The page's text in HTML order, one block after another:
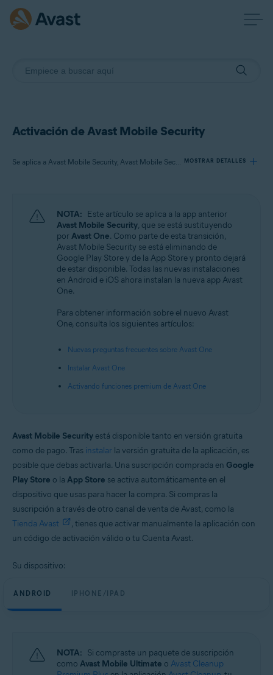
Activación de Avast Mobile Security
Se aplica a Avast Mobile Security, Avast Mobile Security Premium, Avast Mobile Security Ultimate MOSTRAR DETALLES
Avast Mobile Security
Avast Mobile Security Premium
Avast Mobile Security Ultimate
Sistemas operativos:
Android y iOS
NOTA: Este artículo se aplica a la app anterior
Avast Mobile Security, que se está sustituyendo
porAvast One. Como parte de esta transición,
Avast Mobile Security se está eliminando de
Google Play Store y de la App Store y pronto dejará
de estar disponible. Todas las nuevas instalaciones
en Android e iOS ahora instalan la nueva app Avast
One.
Para obtener información sobre el nuevo Avast
One, consulta los siguientes artículos:
Nuevas preguntas frecuentes sobre Avast One
Instalar Avast One
Activando funciones premium de Avast One
Avast Mobile Security está disponible tanto en versión gratuita
como de pago. Tras instalar la versión gratuita de la aplicación, es
posible que debas activarla. Una suscripción comprada en Google
Play Store o la App Store se activa automáticamente en el
dispositivo que usas para hacer la compra. Si compras la
suscripción a través de otro canal de venta de Avast, como la
Tienda Avast
, tienes que activar manualmente la aplicación con
un código de activación válido o tu Cuenta Avast.
Su dispositivo:
ANDROID IPHONE/IPAD
NOTA: Si compraste un paquete de suscripción
como Avast Mobile Ultimate o Avast Cleanup